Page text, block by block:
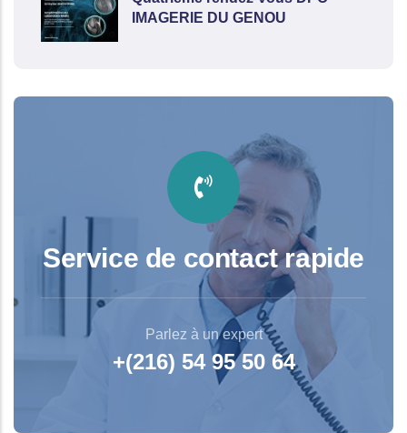
IMAGERIE DU GENOU
Service de contact rapide
Parlez à un expert
+(216) 54 95 50 64